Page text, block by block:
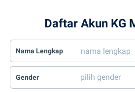
Daftar Akun KG
Nama Lengkap
Gender